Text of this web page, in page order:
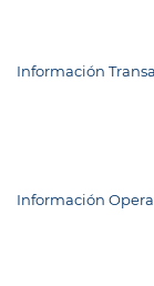
Información
Información